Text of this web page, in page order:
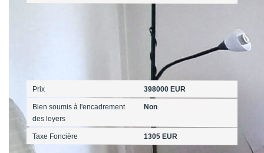
Prix 398000 EUR
Bien soumis à l'encadrement
des loyers
Non
Taxe Foncière 1305 EUR